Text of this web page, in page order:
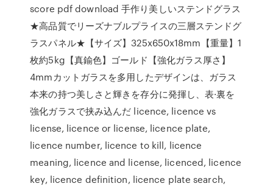
score pdf download 手作り美しいステンドグラス
★高品質でリーズナブルプライスの三層ステンドグ
ラスパネル★【サイズ】325x650x18mm【重量】1
枚約5kg【真鍮色】ゴールド【強化ガラス厚さ】
4mmカットガラスを多用したデザインは、ガラス
本来の持つ美しさと輝きを存分に発揮し、表·裏を
強化ガラスで挟み込んだ licence, licence vs
license, licence or license, licence plate,
licence number, licence to kill, licence
meaning, licence and license, licenced, licence
key, licence definition, licence plate search,